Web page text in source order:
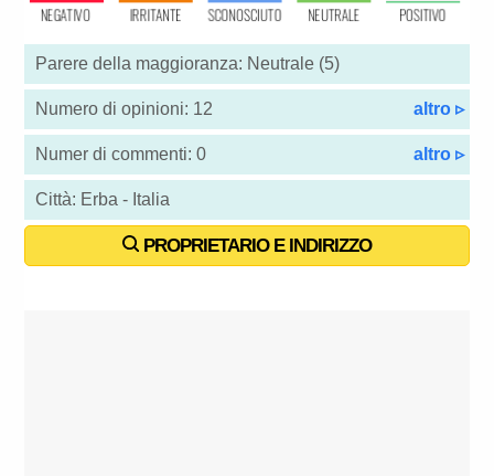
Parere della maggioranza: Neutrale (5)
Numero di opinioni: 12 altro ▹
Numer di commenti: 0 altro ▹
Città: Erba - Italia
PROPRIETARIO E INDIRIZZO